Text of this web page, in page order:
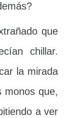
que
chillar.
la mirada
monos que,
a ver